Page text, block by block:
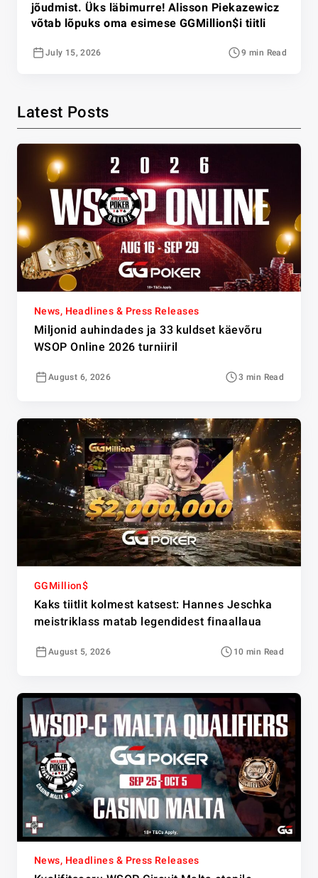
jõudmist. Üks läbimurre! Alisson Piekazewicz
võtab lõpuks oma esimese GGMillion$i tiitli
July 15, 2026 9 min Read
Latest Posts
News, Headlines & Press Releases
Miljonid auhindades ja 33 kuldset käevõru
WSOP Online 2026 turniiril
August 6, 2026 3 min Read
GGMillion$
Kaks tiitlit kolmest katsest: Hannes Jeschka
meistriklass matab legendidest finaallaua
August 5, 2026 10 min Read
News, Headlines & Press Releases